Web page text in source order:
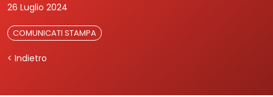
26 Luglio 2024
COMUNICATI STAMPA
< Indietro